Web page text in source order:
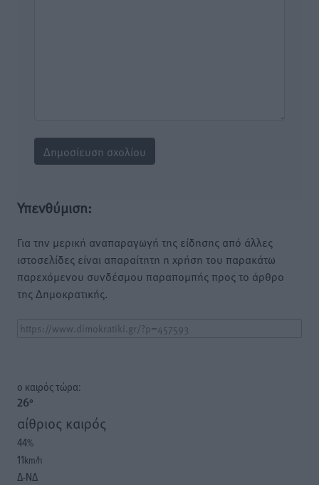
Υπενθύμιση:
Για την μερική αναπαραγωγή της είδησης από άλλες
ιστοσελίδες είναι απαραίτητη η χρήση του παρακάτω
παρεχόμενου συνδέσμου παραπομπής προς το άρθρο
της Δημοκρατικής.
o καιρός τώρα:
26°
αίθριος καιρός
44%
11km/h
Δ-ΝΔ